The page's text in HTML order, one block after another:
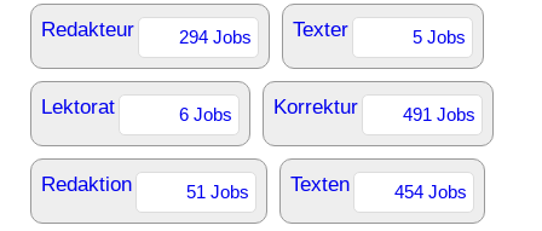
Redakteur 294 Jobs Texter 5 Jobs
Lektorat 6 Jobs Korrektur 491 Jobs
Redaktion 51 Jobs Texten 454 Jobs